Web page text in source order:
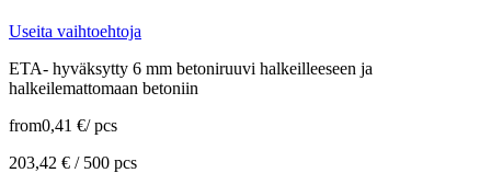
Useita vaihtoehtoja
ETA- hyväksytty 6 mm betoniruuvi halkeilleeseen ja
halkeilemattomaan betoniin
from0,41 €/ pcs
203,42 € / 500 pcs